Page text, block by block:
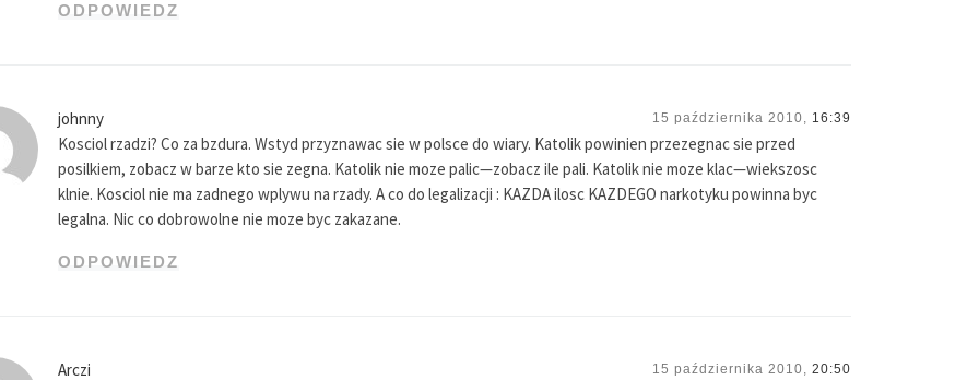
ODPOWIEDZ
johnny 15 października 2010, 16:39
Kosciol rzadzi? Co za bzdura. Wstyd przyznawac sie w polsce do wiary. Katolik powinien przezegnac sie przed
posilkiem, zobacz w barze kto sie zegna. Katolik nie moze palic—zobacz ile pali. Katolik nie moze klac—wiekszosc
klnie. Kosciol nie ma zadnego wplywu na rzady. A co do legalizacji : KAZDA ilosc KAZDEGO narkotyku powinna byc
legalna. Nic co dobrowolne nie moze byc zakazane.
ODPOWIEDZ
Arczi 15 października 2010, 20:50